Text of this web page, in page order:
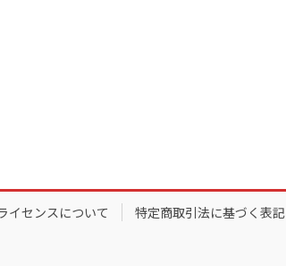
イセンスについて 特定商取引法に基づく表記